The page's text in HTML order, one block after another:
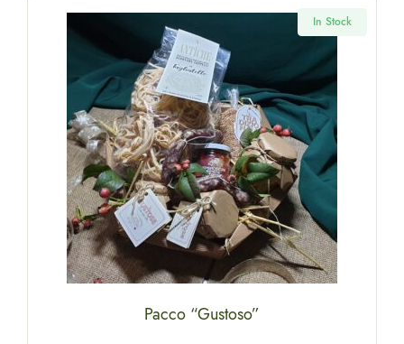
In Stock
Pacco “Gustoso”